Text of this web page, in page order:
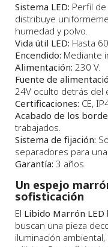
Sistema LED: Perfil
distribuye
humedad y polvo.
Vida útil LED: Hasta
Encendido: Mediante
Alimentación: 230 V.
Fuente de
24V oculto detrás del
Certificaciones: CE,
Acabado de los
trabajados.
Sistema de fijación:
separadores para
Garantía: 3 años.
Un espejo
sofisticación
El Libido Marrón LED
buscan una pieza
iluminación